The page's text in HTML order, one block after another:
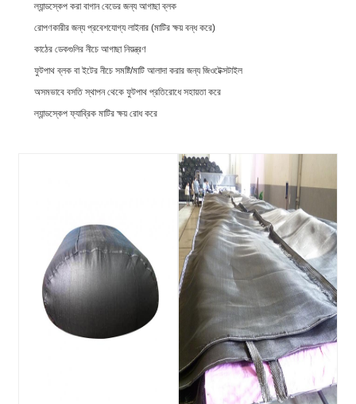
ল্যান্ডস্কেপ করা বাগান বেডের জন্য আগাছা ব্লক
রোপণকারীর জন্য প্রবেশযোগ্য লাইনার (মাটির ক্ষয় বন্ধ করে)
কাঠের ডেকগুলির নীচে আগাছা নিয়ন্ত্রণ
ফুটপাথ ব্লক বা ইটের নীচে সমষ্টি/মাটি আলাদা করার জন্য জিওটেক্সটাইল
অসমভাবে বসতি স্থাপন থেকে ফুটপাথ প্রতিরোধে সহায়তা করে
ল্যান্ডস্কেপ ফ্যাব্রিক মাটির ক্ষয় রোধ করে